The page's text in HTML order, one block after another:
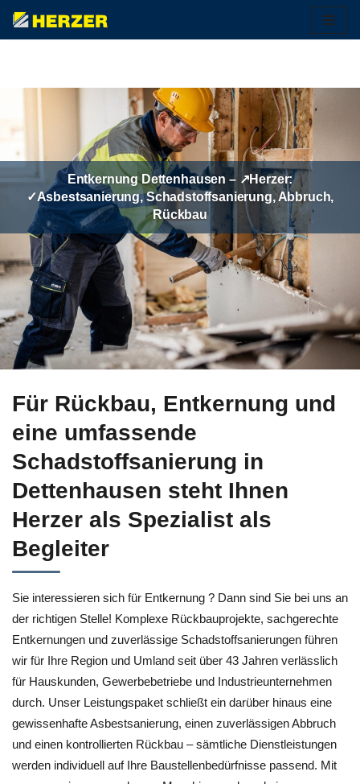
Zum
Entkernung Dettenhausen – ↗️Herzer:
✓Asbestsanierung, Schadstoffsanierung, Abbruch,
Rückbau
Für Rückbau, Entkernung und
eine umfassende
Schadstoffsanierung in
Dettenhausen steht Ihnen
Herzer als Spezialist als
Begleiter
Sie interessieren sich für Entkernung ? Dann sind Sie bei uns an
der richtigen Stelle! Komplexe Rückbauprojekte, sachgerechte
Entkernungen und zuverlässige Schadstoffsanierungen führen
wir für Ihre Region und Umland seit über 43 Jahren verlässlich
für Hauskunden, Gewerbebetriebe und Industrieunternehmen
durch. Unser Leistungspaket schließt ein darüber hinaus eine
gewissenhafte Asbestsanierung, einen zuverlässigen Abbruch
und einen kontrollierten Rückbau – sämtliche Dienstleistungen
werden individuell auf Ihre Baustellenbedürfnisse passend. Mit